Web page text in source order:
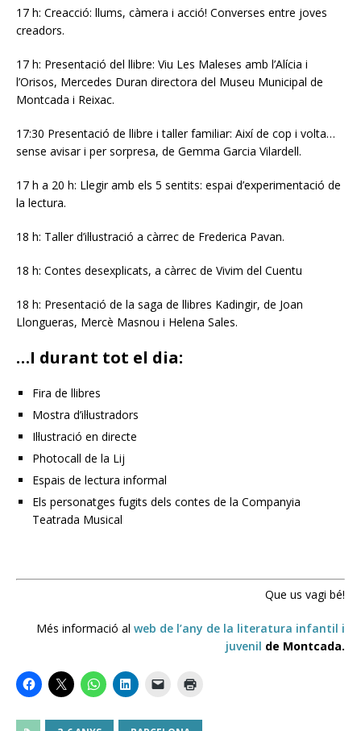
17 h: Creacció: llums, càmera i acció! Converses entre joves
creadors.
17 h: Presentació del llibre: Viu Les Maleses amb l’Alícia i
l’Orisos, Mercedes Duran directora del Museu Municipal de
Montcada i Reixac.
17:30 Presentació de llibre i taller familiar: Així de cop i volta…
sense avisar i per sorpresa, de Gemma Garcia Vilardell.
17 h a 20 h: Llegir amb els 5 sentits: espai d’experimentació de
la lectura.
18 h: Taller d’il·lustració a càrrec de Frederica Pavan.
18 h: Contes desexplicats, a càrrec de Vivim del Cuentu
18 h: Presentació de la saga de llibres Kadingir, de Joan
Llongueras, Mercè Masnou i Helena Sales.
…I durant tot el dia:
Fira de llibres
Mostra d’il·lustradors
Il·lustració en directe
Photocall de la Lij
Espais de lectura informal
Els personatges fugits dels contes de la Companyia
Teatrada Musical
Que us vagi bé!
Més informació al web de l’any de la literatura infantil i
juvenil de Montcada.